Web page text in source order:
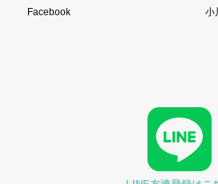
Facebook
小